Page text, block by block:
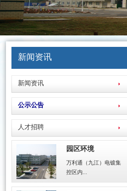
新闻资讯
新闻资讯
公示公告
人才招聘
园区环境
万利通（九江）电镀集
控区内...